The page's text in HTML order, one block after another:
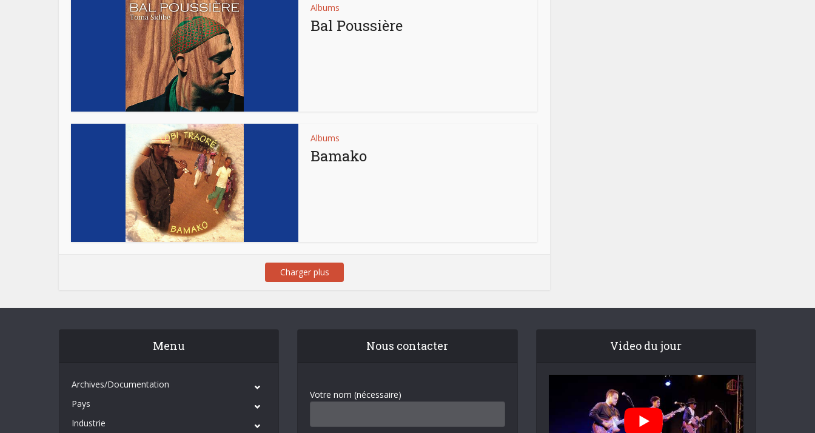
Albums
Bal Poussière
Albums
Bamako
Charger plus
Menu
Archives/Documentation
Pays
Industrie
Nous contacter
Votre nom (nécessaire)
Video du jour